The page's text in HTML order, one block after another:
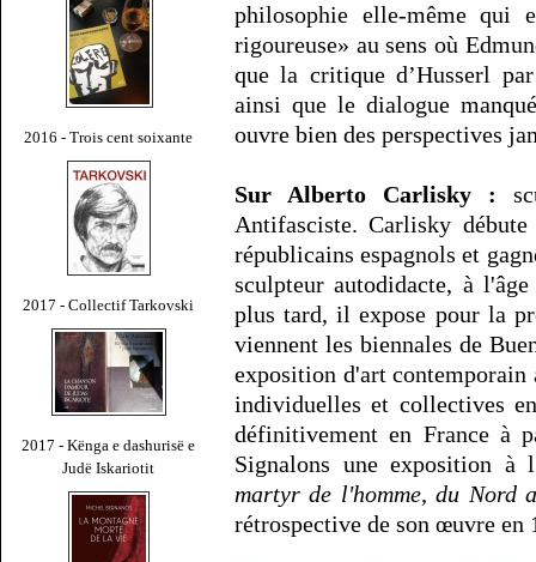
2016 - Trois cent soixante
2017 - Collectif Tarkovski
2017 - Kënga e dashurisë e
Judë Iskariotit
philosophie elle-même qui
rigoureuse» au sens où
que la critique d’Husserl
ainsi que le dialogue
ouvre bien des perspectives
Sur Alberto Carlisky :
Antifasciste. Carlisky
républicains espagnols et
sculpteur autodidacte, à
plus tard, il expose pour la
viennent les biennales de
exposition d'art contemporain
individuelles et collectives
définitivement en France à
Signalons une exposition
martyr de l'homme, du Nord
rétrospective de son œuvre en